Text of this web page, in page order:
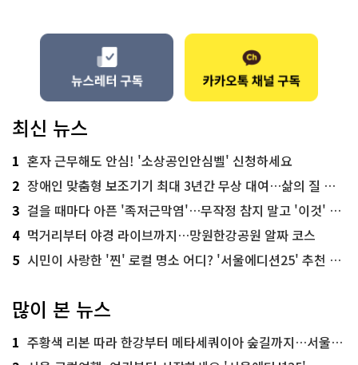
최신 뉴스
1 혼자 근무해도 안심! '소상공인안심벨' 신청하세요
2 장애인 맞춤형 보조기기 최대 3년간 무상 대여…삶의 질 높인다
3 걸을 때마다 아픈 '족저근막염'…무작정 참지 말고 '이것' 해보세요!
4 먹거리부터 야경 라이브까지…망원한강공원 알짜 코스
5 시민이 사랑한 '찐' 로컬 명소 어디? '서울에디션25' 추천 코스
많이 본 뉴스
1 주황색 리본 따라 한강부터 메타세쿼이아 숲길까지…서울둘레길 15코스